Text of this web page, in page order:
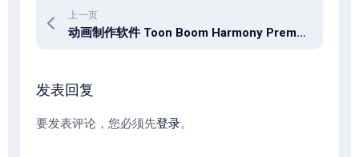
上一页
动画制作软件 Toon Boom Harmony Premium 25.0.1.24106 Win / 12.1.1 macOS
发表回复
要发表评论，您必须先登录。